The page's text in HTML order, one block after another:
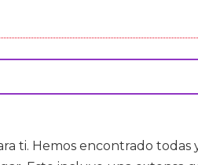
ti. Hemos encontrado